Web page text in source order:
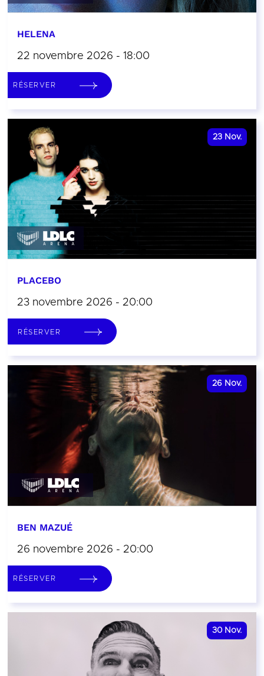
HELENA
22 novembre 2026 - 18:00
RÉSERVER
23 Nov.
PLACEBO
23 novembre 2026 - 20:00
RÉSERVER
26 Nov.
BEN MAZUÉ
26 novembre 2026 - 20:00
RÉSERVER
30 Nov.